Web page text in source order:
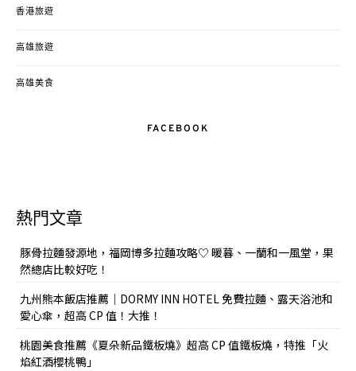
香港旅遊
高雄旅遊
高雄美食
FACEBOOK
熱門文章
豚骨拉麵發源地，福岡博多拉麵攻略♡ 暖暮、一蘭和一風堂，果
然總店比較好吃！
九州熊本飯店推薦｜DORMY INN HOTEL 免費拉麵、露天浴池和
愛心傘，超高 CP 值！大推！
桃園美食推薦《夏朵新品鐵板燒》超高 CP 值鐵板燒，特推「火
焰紅酒櫻桃鴨」